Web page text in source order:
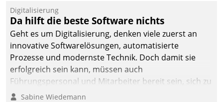
Einsparungen durch optimierte und automatisierte
Prozesse. Doch man darf nicht zu viel erwarten: Allein
mit der Einführung einer neuen Software ist es nicht
getan. Die Digitalisierung erfordert von Unternehmen
die Bereitschaft, sich zu überprüfen, zu hinterfragen
und zu verändern.
Digitalisierung
Da hilft die beste Software nichts
Geht es um Digitalisierung, denken viele zuerst an
innovative Softwarelösungen, automatisierte
Prozesse und modernste Technik. Doch damit sie
erfolgreich sein kann, müssen auch
Führungspersonal und Mitarbeiter bereit sein, sich zu
verändern und anzupassen, sonst werden sie an ihr
Sabine Wiedemann